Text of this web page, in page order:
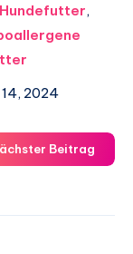
Hundefutter,
2024
Beitrag